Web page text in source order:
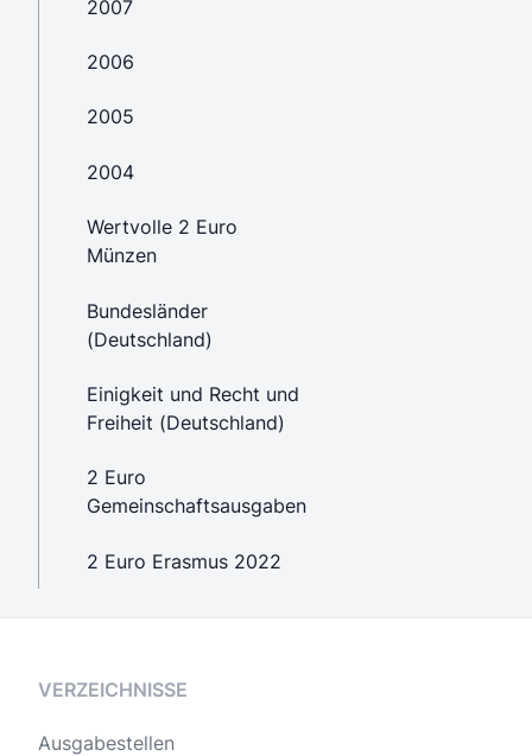
2007
2006
2005
2004
Wertvolle 2 Euro
Münzen
Bundesländer
(Deutschland)
Einigkeit und Recht und
Freiheit (Deutschland)
2 Euro
Gemeinschaftsausgaben
2 Euro Erasmus 2022
VERZEICHNISSE
Ausgabestellen